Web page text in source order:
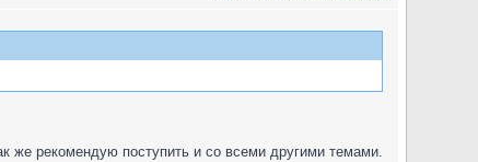
же рекомендую поступить и со всеми другими темами.